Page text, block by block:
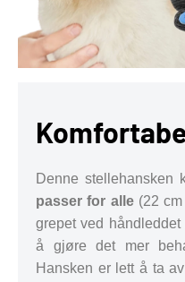
Denne stellehansken
passer for alle (22
grepet ved håndleddet
å gjøre det mer
Hansken er lett å ta